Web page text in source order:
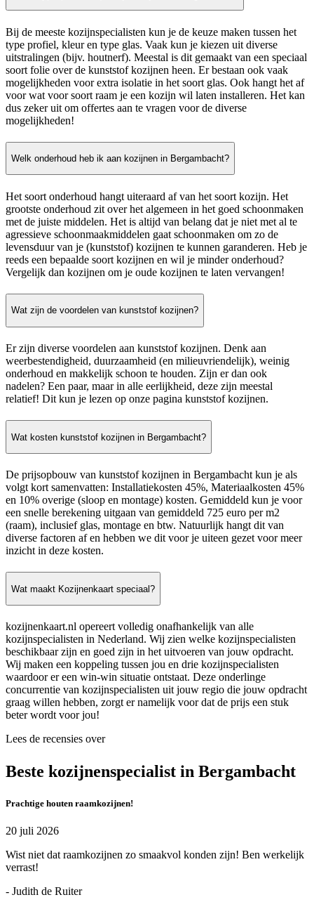
Bij de meeste kozijnspecialisten kun je de keuze maken tussen het
type profiel, kleur en type glas. Vaak kun je kiezen uit diverse
uitstralingen (bijv. houtnerf). Meestal is dit gemaakt van een speciaal
soort folie over de kunststof kozijnen heen. Er bestaan ook vaak
mogelijkheden voor extra isolatie in het soort glas. Ook hangt het af
voor wat voor soort raam je een kozijn wil laten installeren. Het kan
dus zeker uit om offertes aan te vragen voor de diverse
mogelijkheden!
Welk onderhoud heb ik aan kozijnen in Bergambacht?
Het soort onderhoud hangt uiteraard af van het soort kozijn. Het
grootste onderhoud zit over het algemeen in het goed schoonmaken
met de juiste middelen. Het is altijd van belang dat je niet met al te
agressieve schoonmaakmiddelen gaat schoonmaken om zo de
levensduur van je (kunststof) kozijnen te kunnen garanderen. Heb je
reeds een bepaalde soort kozijnen en wil je minder onderhoud?
Vergelijk dan kozijnen om je oude kozijnen te laten vervangen!
Wat zijn de voordelen van kunststof kozijnen?
Er zijn diverse voordelen aan kunststof kozijnen. Denk aan
weerbestendigheid, duurzaamheid (en milieuvriendelijk), weinig
onderhoud en makkelijk schoon te houden. Zijn er dan ook
nadelen? Een paar, maar in alle eerlijkheid, deze zijn meestal
relatief! Dit kun je lezen op onze pagina kunststof kozijnen.
Wat kosten kunststof kozijnen in Bergambacht?
De prijsopbouw van kunststof kozijnen in Bergambacht kun je als
volgt kort samenvatten: Installatiekosten 45%, Materiaalkosten 45%
en 10% overige (sloop en montage) kosten. Gemiddeld kun je voor
een snelle berekening uitgaan van gemiddeld 725 euro per m2
(raam), inclusief glas, montage en btw. Natuurlijk hangt dit van
diverse factoren af en hebben we dit voor je uiteen gezet voor meer
inzicht in deze kosten.
Wat maakt Kozijnenkaart speciaal?
kozijnenkaart.nl opereert volledig onafhankelijk van alle
kozijnspecialisten in Nederland. Wij zien welke kozijnspecialisten
beschikbaar zijn en goed zijn in het uitvoeren van jouw opdracht.
Wij maken een koppeling tussen jou en drie kozijnspecialisten
waardoor er een win-win situatie ontstaat. Deze onderlinge
concurrentie van kozijnspecialisten uit jouw regio die jouw opdracht
graag willen hebben, zorgt er namelijk voor dat de prijs een stuk
beter wordt voor jou!
Lees de recensies over
Beste kozijnenspecialist in Bergambacht
Prachtige houten raamkozijnen!
20 juli 2026
Wist niet dat raamkozijnen zo smaakvol konden zijn! Ben werkelijk
verrast!
- Judith de Ruiter